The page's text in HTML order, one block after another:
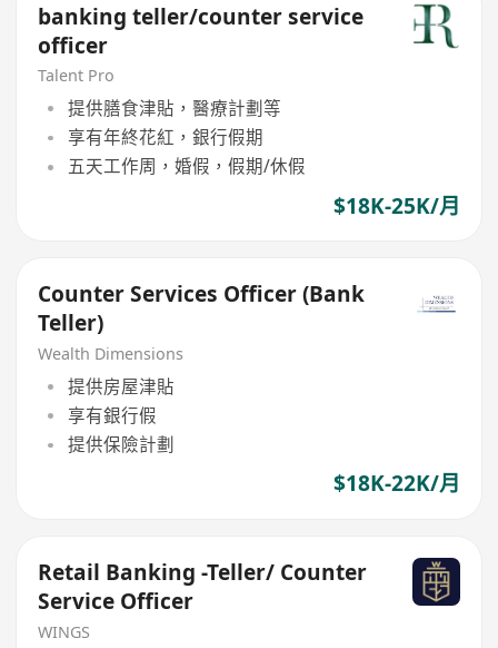
banking teller/counter service
officer
Talent Pro
提供膳食津貼，醫療計劃等
享有年終花紅，銀行假期
五天工作周，婚假，假期/休假
$18K-25K/月
Counter Services Officer (Bank
Teller)
Wealth Dimensions
提供房屋津貼
享有銀行假
提供保險計劃
$18K-22K/月
Retail Banking -Teller/ Counter
Service Officer
WINGS